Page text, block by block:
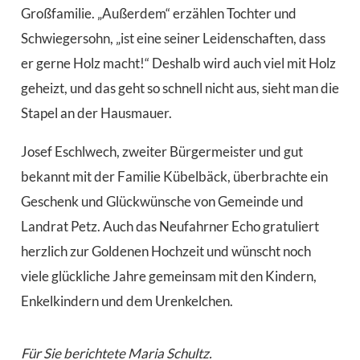
Großfamilie. „Außerdem“ erzählen Tochter und
Schwiegersohn, „ist eine seiner Leidenschaften, dass
er gerne Holz macht!“ Deshalb wird auch viel mit Holz
geheizt, und das geht so schnell nicht aus, sieht man die
Stapel an der Hausmauer.
Josef Eschlwech, zweiter Bürgermeister und gut
bekannt mit der Familie Kübelbäck, überbrachte ein
Geschenk und Glückwünsche von Gemeinde und
Landrat Petz. Auch das Neufahrner Echo gratuliert
herzlich zur Goldenen Hochzeit und wünscht noch
viele glückliche Jahre gemeinsam mit den Kindern,
Enkelkindern und dem Urenkelchen.
Für Sie berichtete Maria Schultz.